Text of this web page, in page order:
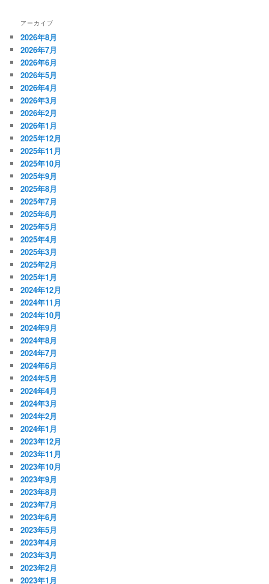
アーカイブ
2026年8月
2026年7月
2026年6月
2026年5月
2026年4月
2026年3月
2026年2月
2026年1月
2025年12月
2025年11月
2025年10月
2025年9月
2025年8月
2025年7月
2025年6月
2025年5月
2025年4月
2025年3月
2025年2月
2025年1月
2024年12月
2024年11月
2024年10月
2024年9月
2024年8月
2024年7月
2024年6月
2024年5月
2024年4月
2024年3月
2024年2月
2024年1月
2023年12月
2023年11月
2023年10月
2023年9月
2023年8月
2023年7月
2023年6月
2023年5月
2023年4月
2023年3月
2023年2月
2023年1月